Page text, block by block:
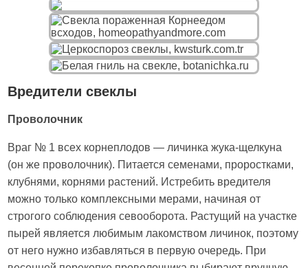
Вредители свеклы
Проволочник
Враг № 1 всех корнеплодов — личинка жука-щелкуна
(он же проволочник). Питается семенами, проростками,
клубнями, корнями растений. Истребить вредителя
можно только комплексными мерами, начиная от
строгого соблюдения севооборота. Растущий на участке
пырей является любимым лакомством личинок, поэтому
от него нужно избавляться в первую очередь. При